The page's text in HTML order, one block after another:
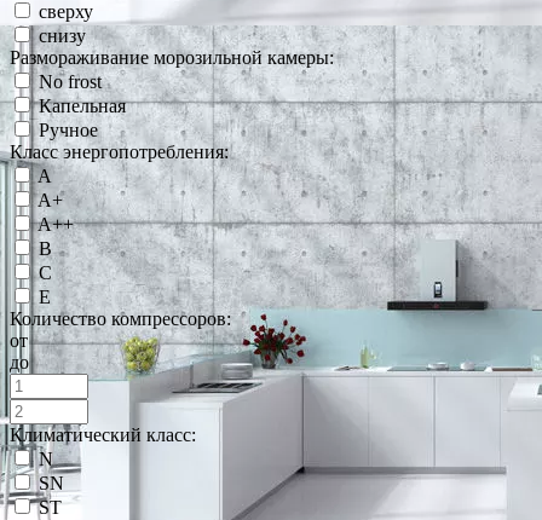
сверху
снизу
Размораживание морозильной камеры:
No frost
Капельная
Ручное
Класс энергопотребления:
A
A+
A++
B
C
E
Количество компрессоров:
от
до
Климатический класс:
N
SN
ST